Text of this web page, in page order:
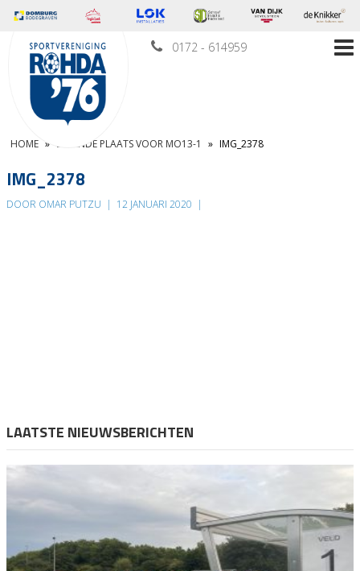
0172 - 614959
HOME » ZEVENDE PLAATS VOOR MO13-1 » IMG_2378
IMG_2378
DOOR OMAR PUTZU | 12 JANUARI 2020 |
LAATSTE NIEUWSBERICHTEN